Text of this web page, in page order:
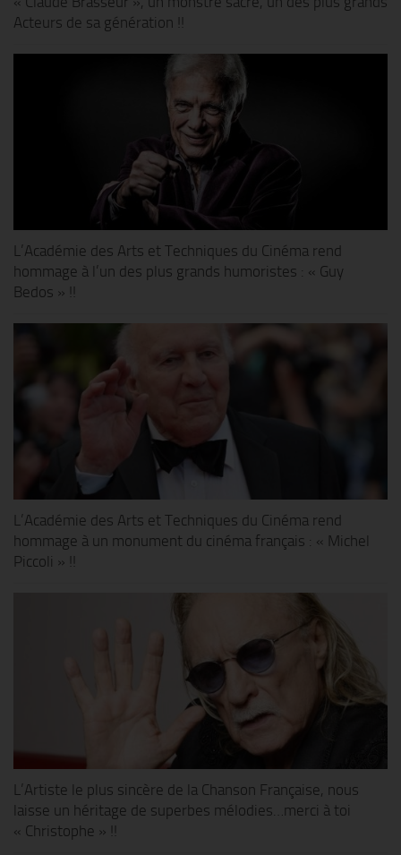
Acteurs de sa génération !!
L’Académie des Arts et Techniques du Cinéma rend
hommage à l’un des plus grands humoristes : « Guy
Bedos » !!
L’Académie des Arts et Techniques du Cinéma rend
hommage à un monument du cinéma français : « Michel
Piccoli » !!
L’Artiste le plus sincère de la Chanson Française, nous
laisse un héritage de superbes mélodies…merci à toi
« Christophe » !!